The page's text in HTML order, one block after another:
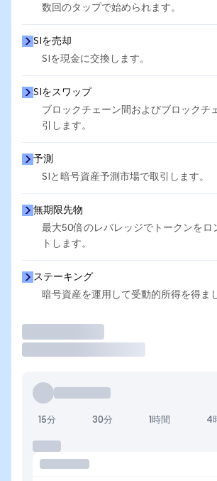
数回のタップで始められます。
SIを売却
SIを現金に交換します。
SIをスワップ
ブロックチェーン間およびブロックチ
引します。
予測
SIと暗号資産予測市場で取引します。
無期限先物
最大50倍のレバレッジでトークンをロ
トします。
ステーキング
暗号資産を運用して受動的所得を得ま
15分 30分 1時間 4